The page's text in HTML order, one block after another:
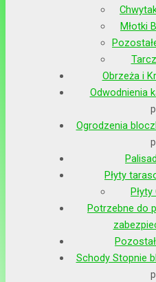
Młotki
Obrzeża i
Odwodnienia
Ogrodzenia
Płyty
Potrzebne do
Schody Stopnie